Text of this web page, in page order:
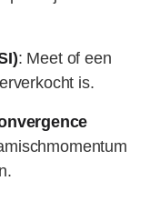
: Meet of een
is.